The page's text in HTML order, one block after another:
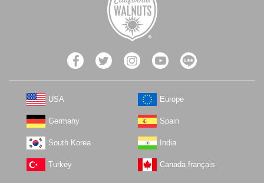
USA Europe
Germany Spain
South Korea India
Turkey Canada français